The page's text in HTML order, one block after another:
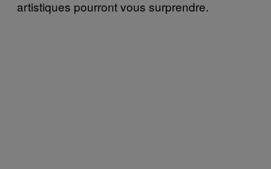
artistiques pourront vous surprendre.